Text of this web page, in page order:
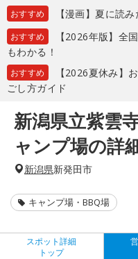
おすすめ 【漫画】夏に読
おすすめ
【2026年版】全
もわかる！
おすすめ
【2026夏休み】
ごし方ガイド
新潟県立紫雲
ャンプ場の詳
新潟県新発田市
キャンプ場・BBQ場
スポット詳細
トップ